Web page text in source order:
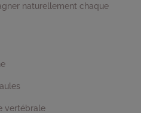
naturellement chaque
vertébrale